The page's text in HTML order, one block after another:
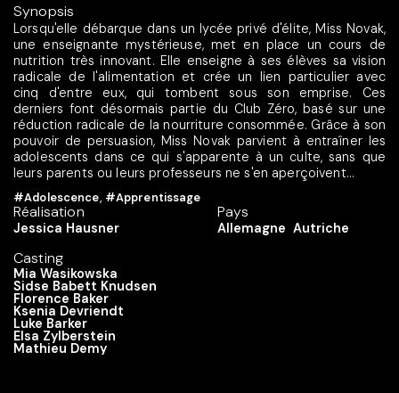
Synopsis
Lorsqu'elle débarque dans un lycée privé d'élite, Miss Novak,
une enseignante mystérieuse, met en place un cours de
nutrition très innovant. Elle enseigne à ses élèves sa vision
radicale de l'alimentation et crée un lien particulier avec
cinq d'entre eux, qui tombent sous son emprise. Ces
derniers font désormais partie du Club Zéro, basé sur une
réduction radicale de la nourriture consommée. Grâce à son
pouvoir de persuasion, Miss Novak parvient à entraîner les
adolescents dans ce qui s'apparente à un culte, sans que
leurs parents ou leurs professeurs ne s'en aperçoivent...
#Adolescence, #Apprentissage
Réalisation
Jessica Hausner
Casting
Mia Wasikowska
Sidse Babett Knudsen
Florence Baker
Ksenia Devriendt
Luke Barker
Elsa Zylberstein
Mathieu Demy
Pays
Allemagne Autriche